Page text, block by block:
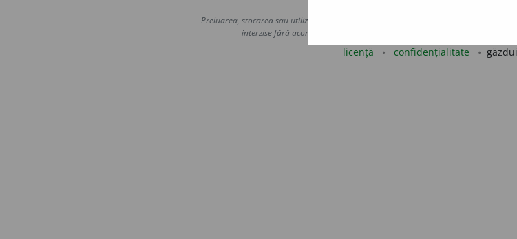
Preluarea, stocarea sau utilizarea datelor de pe acest site, inclusiv prin orice metode
interzise fără acordul nostru prealabil scris, cu excepția seturilor de date
licență confidențialitate